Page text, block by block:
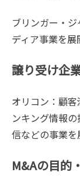
ブリンガー・
ディア事業を
譲り受け企
オリコン：顧
ンキング情報
信などの事業
M&Aの目的